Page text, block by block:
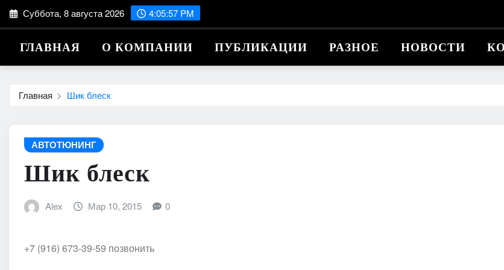
Перейти
к
содержимому
Суббота, 8 августа 2026 4:05:58 PM
ГЛАВНАЯ О КОМПАНИИ ПУБЛИКАЦИИ РАЗНОЕ НОВОСТИ
Главная Шик блеск
АВТОТЮНИНГ
Шик блеск
Alex Мар 10, 2015 0
+7 (916) 673-39-59 позвонить